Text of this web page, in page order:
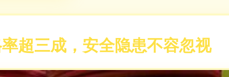
超三成，安全隐患不容忽视